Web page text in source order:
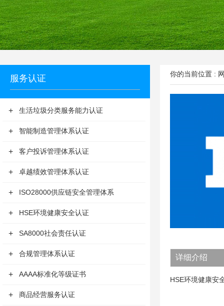
服务认证
+ 生活垃圾分类服务能力认证
+ 智能制造管理体系认证
+ 客户投诉管理体系认证
+ 卓越绩效管理体系认证
+ ISO28000供应链安全管理体系
+ HSE环境健康安全认证
+ SA8000社会责任认证
+ 合规管理体系认证
+ AAAA标准化等级证书
+ 商品经营服务认证
你的当前位置 :
详细介绍
HSE环境健康安